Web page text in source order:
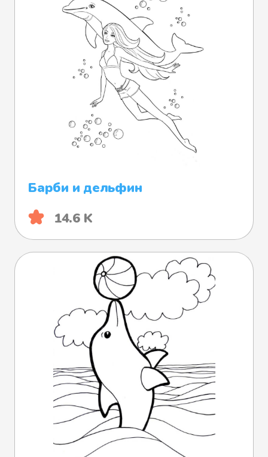
Барби и дельфин
14.6 K